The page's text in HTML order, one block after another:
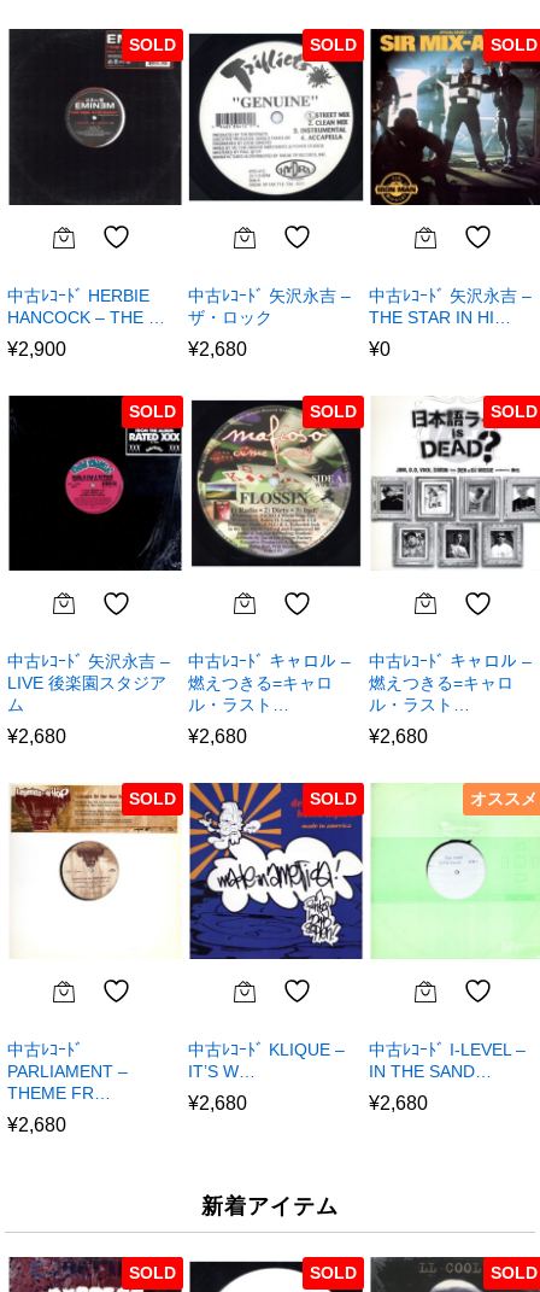
SOLD
中古ﾚｺｰﾄﾞ HERBIE
HANCOCK – THE …
¥2,900
SOLD
中古ﾚｺｰﾄﾞ 矢沢永吉 –
ザ・ロック
¥2,680
SOLD
中古ﾚｺｰﾄﾞ 矢沢永吉 –
THE STAR IN HI…
¥0
SOLD
中古ﾚｺｰﾄﾞ 矢沢永吉 –
LIVE 後楽園スタジア
ム
¥2,680
SOLD
中古ﾚｺｰﾄﾞ キャロル –
燃えつきる=キャロ
ル・ラスト…
¥2,680
SOLD
中古ﾚｺｰﾄﾞ キャロル –
燃えつきる=キャロ
ル・ラスト…
¥2,680
SOLD
中古ﾚｺｰﾄﾞ
PARLIAMENT –
THEME FR…
¥2,680
SOLD
中古ﾚｺｰﾄﾞ KLIQUE –
IT’S W…
¥2,680
オススメ
中古ﾚｺｰﾄﾞ I-LEVEL –
IN THE SAND…
¥2,680
新着アイテム
SOLD SOLD SOLD